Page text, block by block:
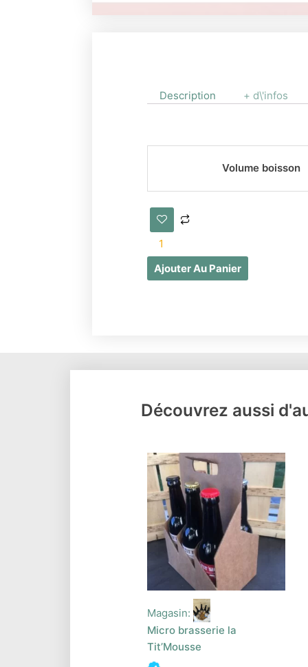
Description + d\'infos
Volume boisson
Noel
Ajouter Au Panier
Découvrez aussi
Magasin:
Micro brasserie la
Tit’Mousse